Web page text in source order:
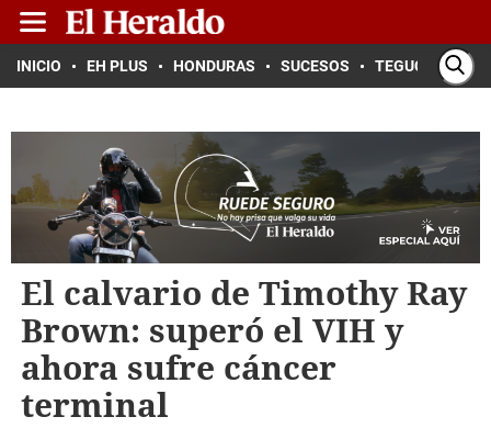
INICIO EH PLUS HONDURAS SUCESOS TEGUCIGALPA
El calvario de Timothy Ray
Brown: superó el VIH y
ahora sufre cáncer
terminal